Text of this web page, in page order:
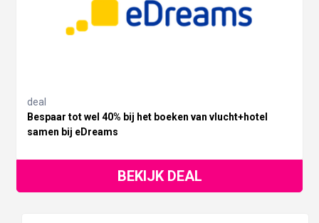
deal
Bespaar tot wel 40% bij het boeken van vlucht+hotel
samen bij eDreams
BEKIJK DEAL